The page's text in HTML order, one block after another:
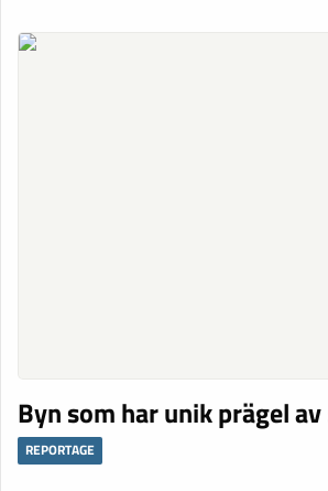
Byn som har unik prägel
REPORTAGE